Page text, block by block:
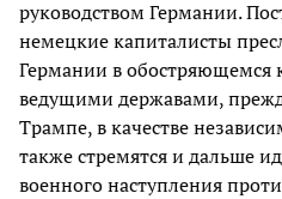
руководством Германии.
немецкие капиталисты
Германии в обостряющемся
ведущими державами,
Трампе, в качестве
также стремятся и дальше
военного наступления